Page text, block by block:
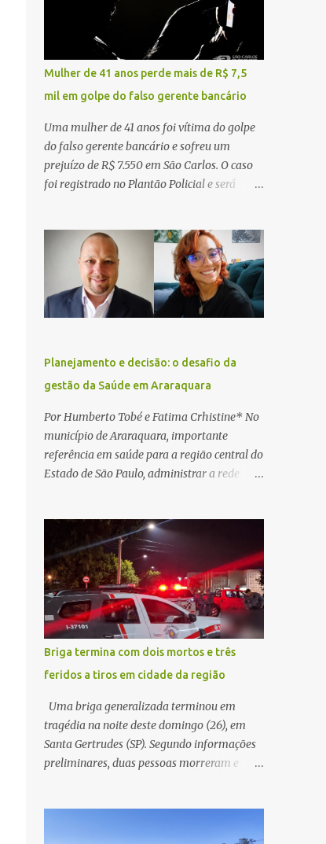
Mulher de 41 anos perde mais de R$ 7,5
mil em golpe do falso gerente bancário
Uma mulher de 41 anos foi vítima do golpe
do falso gerente bancário e sofreu um
prejuízo de R$ 7.550 em São Carlos. O caso
foi registrado no Plantão Policial e será
ocorrência, a vítima recebeu contato pelo
WhatsApp de um homem que afirmava ser
o novo gerente da conta bancária da
empresa. O suspeito alegou que seria
necessário atualizar o cadastro da conta e
procedimentos que deveriam ser realizados.
Dias depois, o golpista enviou um
documento em PDF simulando uma
comunicação oficial da instituição
financeira. Na sequência, entrou em contato
por telefone e encaminhou um link,
orientando a vítima a acessá-lo pelo
procedimento, a conta bancária ficou
bloqueada por algumas horas. Sem
conseguir acessar o sistema, a vítima tentou
novamente contato com o suposto gerente,
mas não obteve resposta. Na segunda-fe...
Planejamento e decisão: o desafio da
gestão da Saúde em Araraquara
Por Humberto Tobé e Fatima Crhistine* No
município de Araraquara, importante
referência em saúde para a região central do
Estado de São Paulo, administrar a rede
A cidade concentra hospitais, unidades
especializadas e serviços de média e alta
complexidade que atendem pacientes não
apenas do município, mas também de
diversas cidades do entorno, ampliando
significativamente a responsabilidade da
gestão sobre o Sistema Único de Saúde
(SUS). Nos últimos anos, o Governo Federal
tem ampliado investimentos destinados ao
fortalecimento da atenção básica, da
infraestrutura hospitalar e da
regionalização dos serviços de saúde.
Entretanto, em um cenário de demandas
pública não é apenas investir mais, mas
Briga termina com dois mortos e três
feridos a tiros em cidade da região
Uma briga generalizada terminou em
tragédia na noite deste domingo (26), em
Santa Gertrudes (SP). Segundo informações
preliminares, duas pessoas morreram e
20h40, na região da Avenida João Vitte. De